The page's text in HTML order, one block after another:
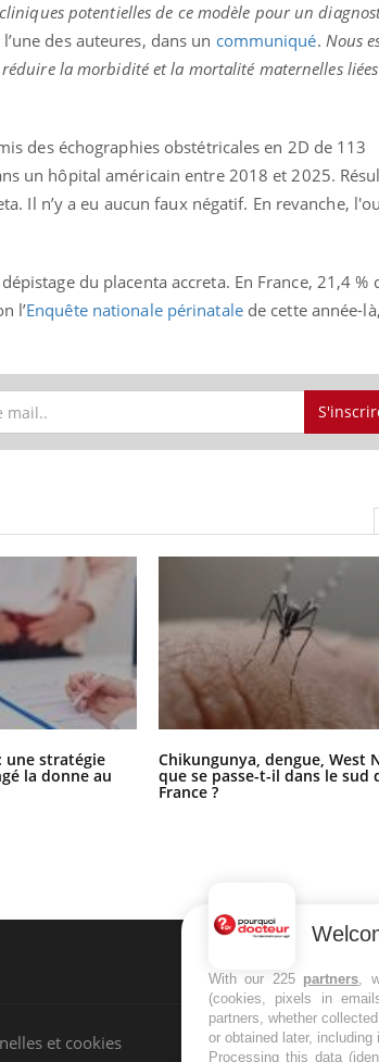
potentielles de ce modèle pour un
des auteures, dans un communiqué. Nous
la morbidité et la mortalité maternelles
des échographies obstétricales en 2D de 113
un hôpital américain entre 2018 et 2025.
Il n’y a eu aucun faux négatif. En revanche,
du placenta accreta. En France, 21,4 %
l’Enquête nationale périnatalede cette année-
une stratégie
la donne au
Chikungunya, dengue, West
que se passe-t-il dans le sud
France ?
et cookies
NEWSLETTER
Recevez toutes les
infos santé
With our 225 partners,
(cookies, pixels in
partners, whether
or obtained later, including
Processing this data